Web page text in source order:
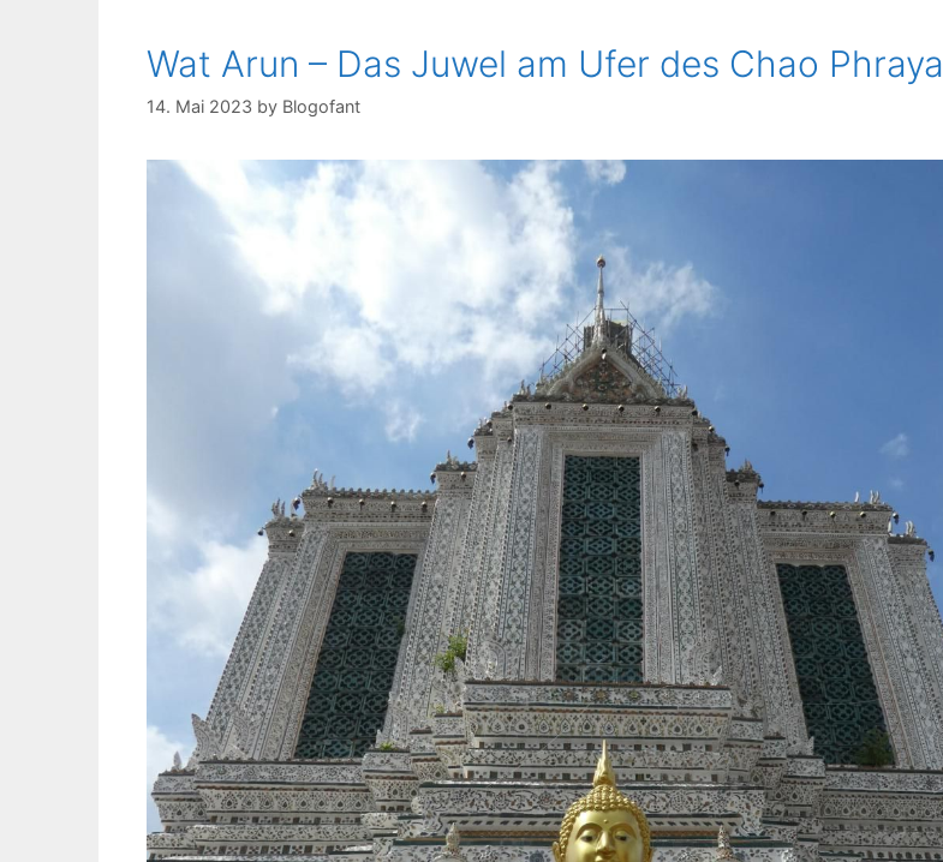
Wat Arun – Das Juwel am Ufer des Chao Phraya
14. Mai 2023 by Blogofant